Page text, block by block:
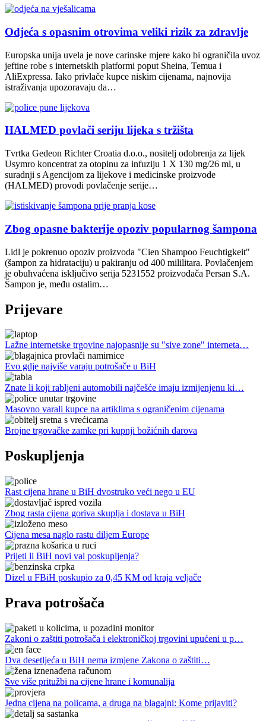
Odjeća s opasnim otrovima veliki rizik za zdravlje
Europska unija uvela je nove carinske mjere kako bi ograničila uvoz
jeftine robe s internetskih platformi poput Sheina, Temua i
AliExpressa. Iako privlače kupce niskim cijenama, najnovija
istraživanja upozoravaju da…
HALMED povlači seriju lijeka s tržišta
Tvrtka Gedeon Richter Croatia d.o.o., nositelj odobrenja za lijek
Usymro koncentrat za otopinu za infuziju 1 X 130 mg/26 ml, u
suradnji s Agencijom za lijekove i medicinske proizvode
(HALMED) provodi povlačenje serije…
Zbog opasne bakterije opoziv popularnog šampona
Lidl je pokrenuo opoziv proizvoda "Cien Shampoo Feuchtigkeit"
(šampon za hidrataciju) u pakiranju od 400 mililitara. Povlačenjem
je obuhvaćena isključivo serija 5231552 proizvođača Persan S.A.
Šampon je, među ostalim…
Prijevare
Lažne internetske trgovine najopasnije su "sive zone" interneta…
Evo gdje najviše varaju potrošače u BiH
Znate li koji rabljeni automobili najčešće imaju izmijenjenu ki…
Masovno varali kupce na artiklima s ograničenim cijenama
Brojne trgovačke zamke pri kupnji božićnih darova
Poskupljenja
Rast cijena hrane u BiH dvostruko veći nego u EU
Zbog rasta cijena goriva skuplja i dostava u BiH
Cijena mesa naglo rastu diljem Europe
Prijeti li BiH novi val poskupljenja?
Dizel u FBiH poskupio za 0,45 KM od kraja veljače
Prava potrošača
Zakoni o zaštiti potrošača i elektroničkoj trgovini upućeni u p…
Dva desetljeća u BiH nema izmjene Zakona o zaštiti…
Sve više pritužbi na cijene hrane i komunalija
Jedna cijena na policama, a druga na blagajni: Kome prijaviti?